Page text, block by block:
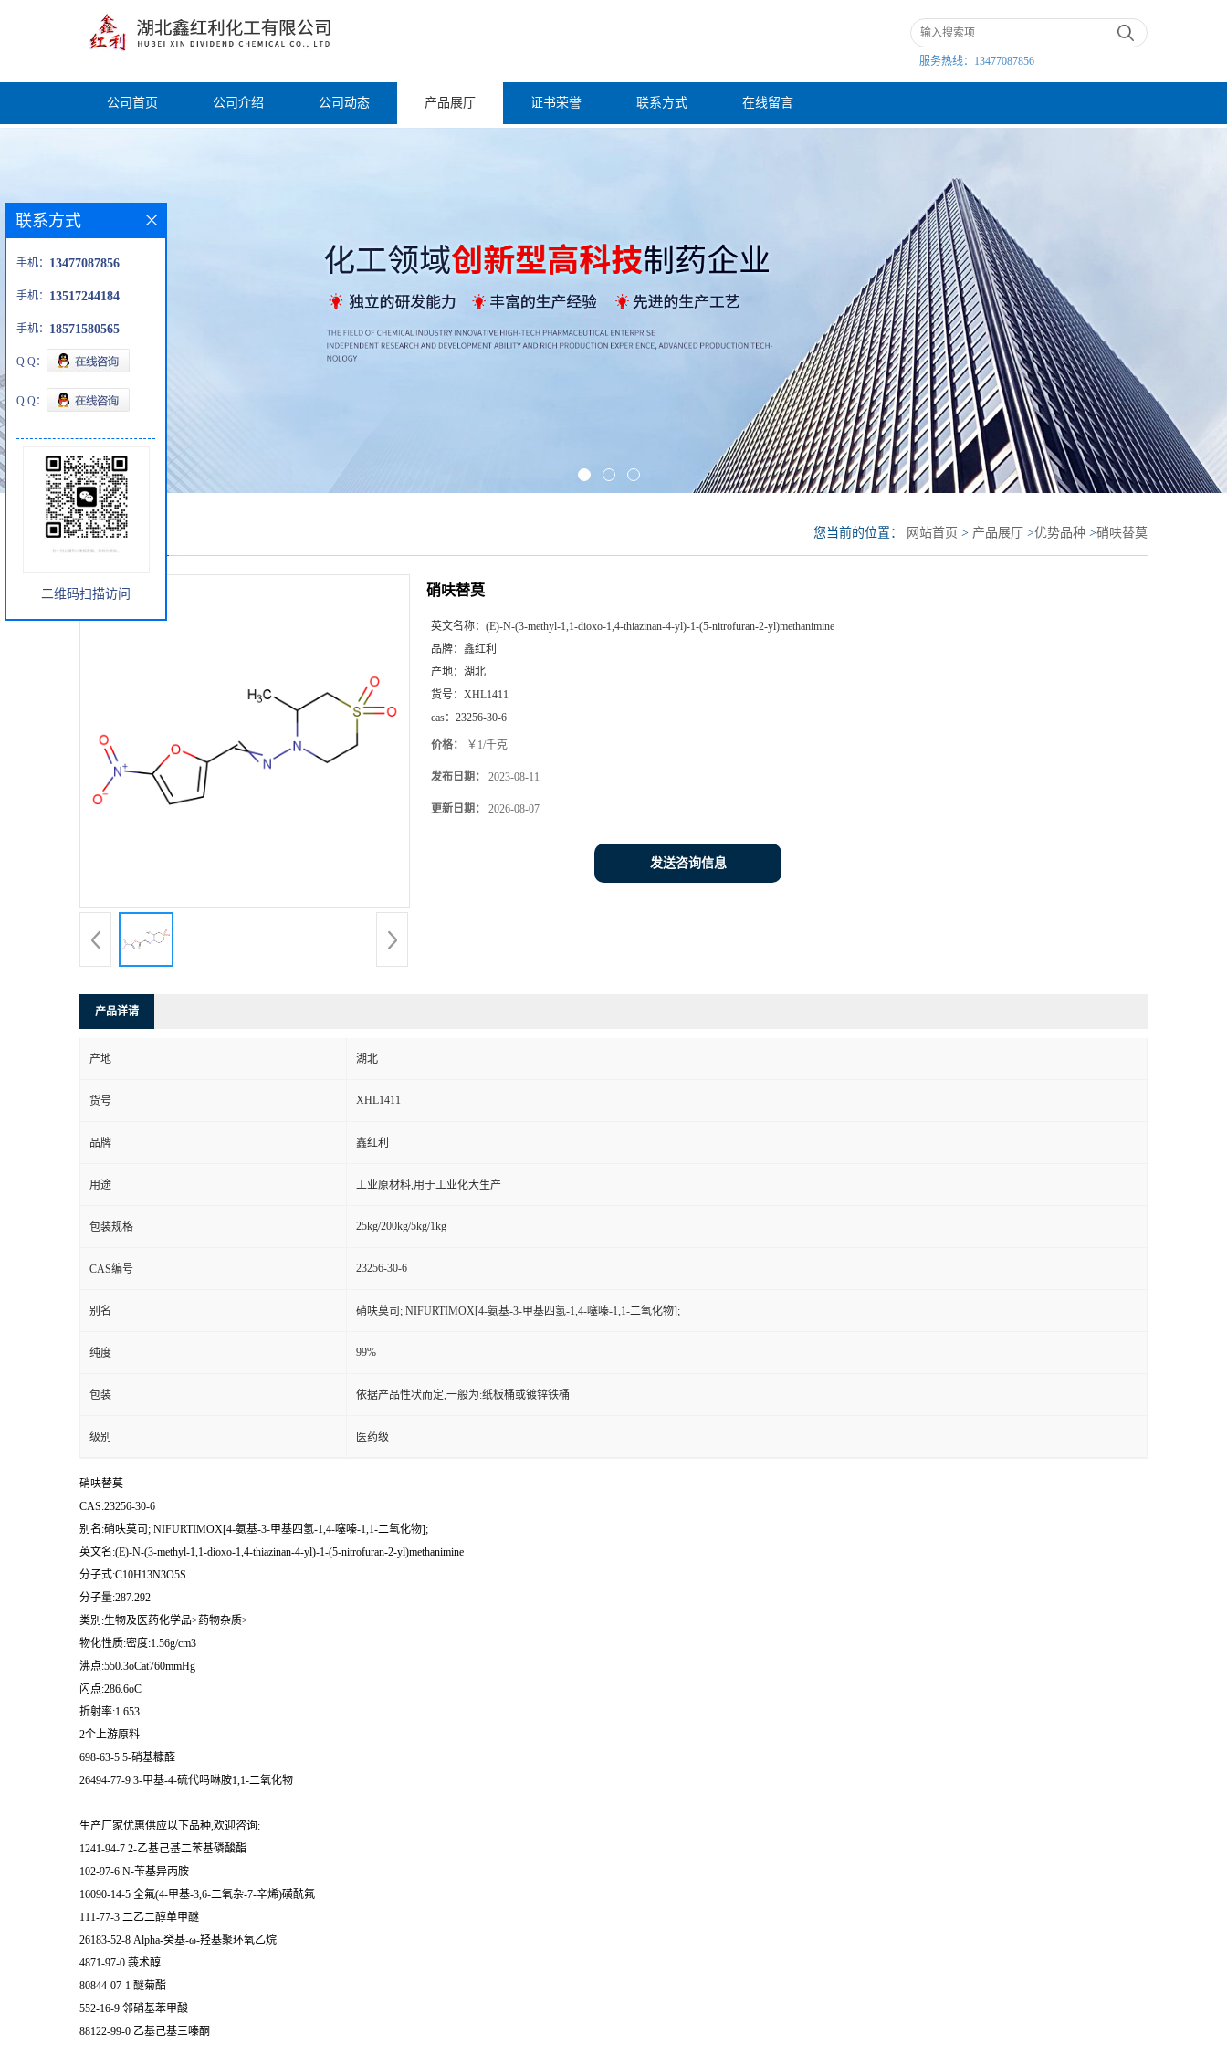
服务热线： 13477087856
公司首页 公司介绍 公司动态 产品展厅 证书荣誉 联系方式 在线留言
产品展厅 您当前的位置： 网站首页 > 产品展厅 >优势品种 >硝呋替莫
硝呋替莫
英文名称： (E)-N-(3-methyl-1,1-dioxo-1,4-thiazinan-4-yl)-1-(5-nitrofuran-2-yl)methanimine
品牌： 鑫红利
产地： 湖北
货号： XHL1411
cas： 23256-30-6
价格： ￥1/千克
发布日期： 2023-08-11
更新日期： 2026-08-07
发送咨询信息
产品详请
产地 湖北
货号 XHL1411
品牌 鑫红利
用途 工业原材料,用于工业化大生产
包装规格 25kg/200kg/5kg/1kg
CAS编号 23256-30-6
别名 硝呋莫司; NIFURTIMOX[4-氨基-3-甲基四氢-1,4-噻嗪-1,1-二氧化物];
纯度 99%
包装 依据产品性状而定,一般为:纸板桶或镀锌铁桶
级别 医药级
硝呋替莫
CAS:23256-30-6
别名:硝呋莫司; NIFURTIMOX[4-氨基-3-甲基四氢-1,4-噻嗪-1,1-二氧化物];
英文名:(E)-N-(3-methyl-1,1-dioxo-1,4-thiazinan-4-yl)-1-(5-nitrofuran-2-yl)methanimine
分子式:C10H13N3O5S
分子量:287.292
类别:生物及医药化学品>药物杂质>
物化性质:密度:1.56g/cm3
沸点:550.3oCat760mmHg
闪点:286.6oC
折射率:1.653
2个上游原料
698-63-5 5-硝基糠醛
26494-77-9 3-甲基-4-硫代吗啉胺1,1-二氧化物
生产厂家优惠供应以下品种,欢迎咨询:
1241-94-7 2-乙基己基二苯基磷酸酯
102-97-6 N-苄基异丙胺
16090-14-5 全氟(4-甲基-3,6-二氧杂-7-辛烯)磺酰氟
111-77-3 二乙二醇单甲醚
26183-52-8 Alpha-癸基-ω-羟基聚环氧乙烷
4871-97-0 莪术醇
80844-07-1 醚菊酯
552-16-9 邻硝基苯甲酸
88122-99-0 乙基己基三嗪酮
联系方式
手机： 13477087856
手机： 13517244184
手机： 18571580565
Q Q：
Q Q：
二维码扫描访问